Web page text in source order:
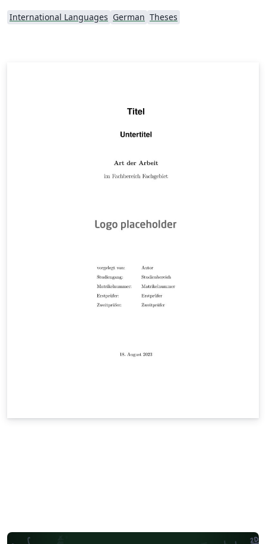
International Languages German Theses